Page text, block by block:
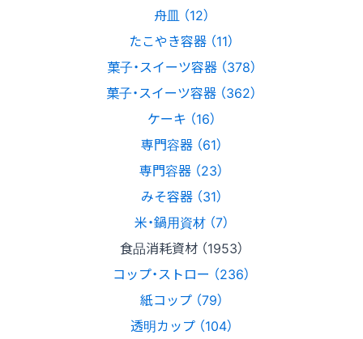
舟皿 （12）
たこやき容器 （11）
菓子・スイーツ容器 （378）
菓子・スイーツ容器 （362）
ケーキ （16）
専門容器 （61）
専門容器 （23）
みそ容器 （31）
米・鍋用資材 （7）
食品消耗資材 （1953）
コップ・ストロー （236）
紙コップ （79）
透明カップ （104）